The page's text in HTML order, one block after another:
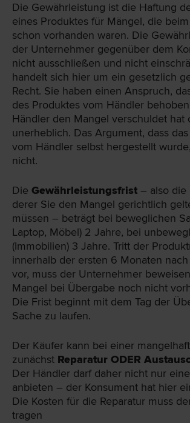
Die Gewährleistung ist die Haftung
eines Produktes für Mängel, die
schon vorhanden waren. Die
der Unternehmer gegenüber dem
nicht ausschließen und nicht
handelt sich hier um ein gesetzlich
Recht. Sie haben einen Anspruch,
des Produktes vom Händler
Händler den Mangel verschuldet hat
unerheblich. Das Argument, dass
vom Händler selbst hergestellt
nicht.
Die Gewährleistungsfrist – also die
derer Sie den Mangel gerichtlich
müssen – beträgt bei beweglichen
Laptop, Möbel) 2 Jahre, bei
(Immobilien) 3 Jahre. Tritt der
innerhalb der ersten 6 Monaten
vor, muss der Unternehmer
Mangel bei Übergabe noch nicht
Die Frist beginnt mit dem Tag der
Sache zu laufen.
Der Käufer kann bei einer
zunächst Reparatur ODER
Der Händler darf daher nicht nur
anbieten – der Konsument hat hier
Die Kosten für die Reparatur muss
tragen